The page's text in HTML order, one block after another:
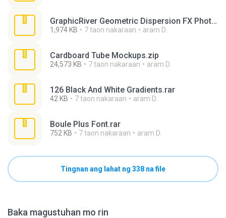
GraphicRiver Geometric Dispersion FX Photoshop.rar
1,974 KB 7 taon nakaraan aram D.
Cardboard Tube Mockups.zip
24,573 KB 7 taon nakaraan aram D.
126 Black And White Gradients.rar
42 KB 7 taon nakaraan aram D.
Boule Plus Font.rar
752 KB 7 taon nakaraan aram D.
Tingnan ang lahat ng 338 na file
Baka magustuhan mo rin